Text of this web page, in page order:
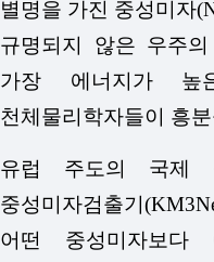
별명을 가진 중성미자
규명되지 않은 우주
가장 에너지가 높
천체물리학자들이 흥
유럽 주도의 국제
중성미자검출기
어떤 중성미자보다